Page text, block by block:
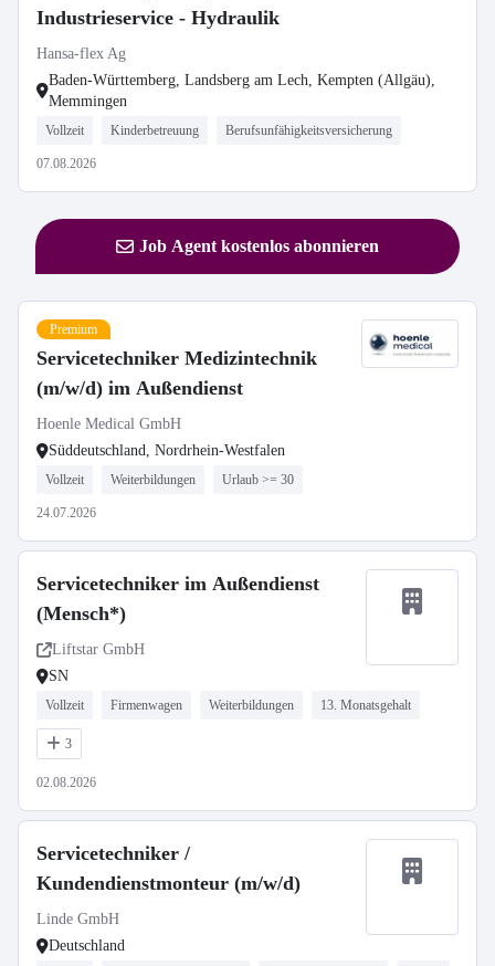
Industrieservice - Hydraulik
Hansa-flex Ag
Baden-Württemberg, Landsberg am Lech, Kempten (Allgäu),
Memmingen
Vollzeit Kinderbetreuung Berufsunfähigkeitsversicherung
07.08.2026
Job Agent kostenlos abonnieren
Premium
Servicetechniker Medizintechnik
(m/w/d) im Außendienst
Hoenle Medical GmbH
Süddeutschland, Nordrhein-Westfalen
Vollzeit Weiterbildungen Urlaub >= 30
24.07.2026
Servicetechniker im Außendienst
(Mensch*)
Liftstar GmbH
SN
Vollzeit Firmenwagen Weiterbildungen 13. Monatsgehalt
3
02.08.2026
Servicetechniker /
Kundendienstmonteur (m/w/d)
Linde GmbH
Deutschland